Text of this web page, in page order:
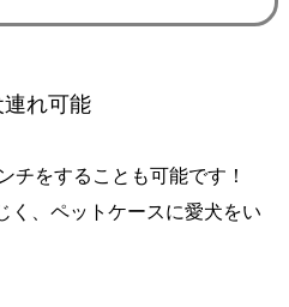
れ可能
チをすることも可能です！
く、ペットケースに愛犬をい